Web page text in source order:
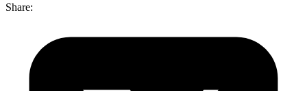
Share: